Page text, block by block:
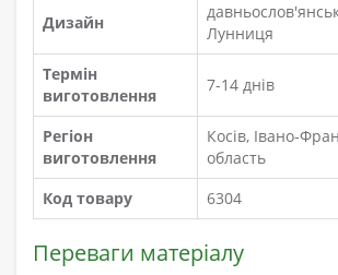
Дизайн
Лунниця
Термін
виготовлення
7-14 днів
Регіон
виготовлення
Косів, Івано-
область
Код товару
6304
Переваги матеріалу